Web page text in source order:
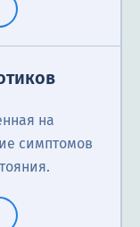
на
симптомов